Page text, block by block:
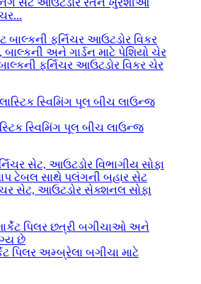
સેટ આઉટડોર રતન ખુરશીઓ
ફર્નિચર આઉટડોર વિકર ચેર
સ્વિમિંગ પૂલ બીચ લાઉન્જ
સેટ, આઉટડોર સેક્શનલ સોફા
પિલર અમ્બ્રેલા બગીચા માટે